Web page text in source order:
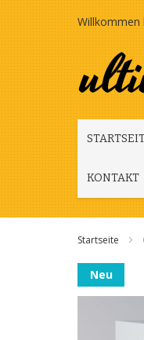
Zum
Inhalt
springen
Willkommen
KONTAKT
Startseite
Zum
Ende
der
Neu